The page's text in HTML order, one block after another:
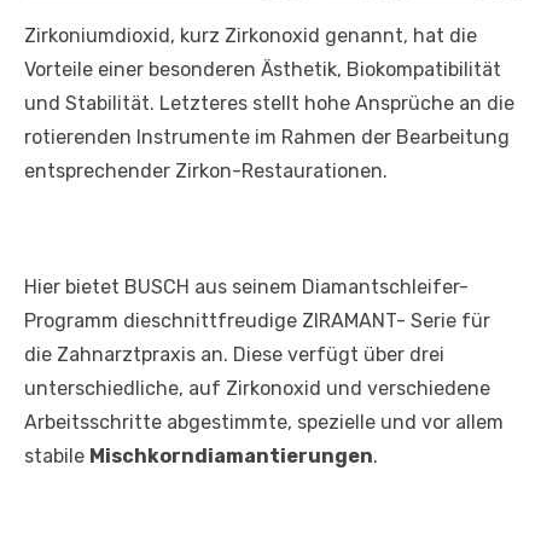
Zirkoniumdioxid, kurz Zirkonoxid genannt, hat die
Vorteile einer besonderen Ästhetik, Biokompatibilität
und Stabilität. Letzteres stellt hohe Ansprüche an die
rotierenden Instrumente im Rahmen der Bearbeitung
entsprechender Zirkon-Restaurationen.
Hier bietet BUSCH aus seinem Diamantschleifer-
Programm dieschnittfreudige ZIRAMANT- Serie für
die Zahnarztpraxis an. Diese verfügt über drei
unterschiedliche, auf Zirkonoxid und verschiedene
Arbeitsschritte abgestimmte, spezielle und vor allem
stabile Mischkorndiamantierungen.